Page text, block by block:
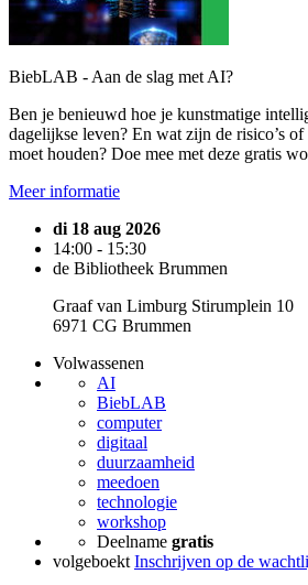
BiebLAB - Aan de slag met AI?
Ben je benieuwd hoe je kunstmatige
dagelijkse leven? En wat zijn de risico’s
moet houden? Doe mee met deze gratis
Meer informatie
di 18 aug 2026
14:00 - 15:30
de Bibliotheek Brummen
Graaf van Limburg Stirumplein 10
6971 CG Brummen
Volwassenen
AI
BiebLAB
computer
digitaal
duurzaamheid
meedoen
technologie
workshop
Deelname gratis
volgeboekt Inschrijven op de